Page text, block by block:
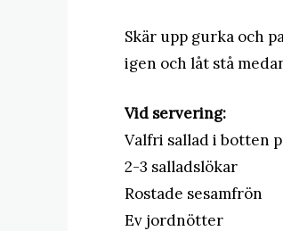
Skär upp gurka och
igen och låt stå
Vid servering:
Valfri sallad i botten
2-3 salladslökar
Rostade sesamfrön
Ev jordnötter